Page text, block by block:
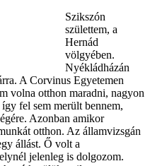
Szikszón
születtem, a
Hernád
völgyében.
Nyékládházán
A Corvinus Egyetemen
volna otthon maradni, nagyon
fel sem merült bennem,
Azonban amikor
otthon. Az államvizsgán
állást. Ő volt a
jelenleg is dolgozom.